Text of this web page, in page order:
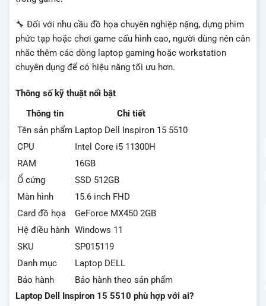
🔧 Đối với nhu cầu đồ họa chuyên nghiệp nặng, dựng phim
phức tạp hoặc chơi game cấu hình cao, người dùng nên cân
nhắc thêm các dòng laptop gaming hoặc workstation
chuyên dụng để có hiệu năng tối ưu hơn.
Thông số kỹ thuật nổi bật
Thông tin
Chi tiết
Tên sản phẩm Laptop Dell Inspiron 15 5510
CPU
Intel Core i5 11300H
RAM
16GB
Ổ cứng
SSD 512GB
Màn hình
15.6 inch FHD
Card đồ họa
GeForce MX450 2GB
Hệ điều hành Windows 11
SKU
SP015119
Danh mục
Laptop DELL
Bảo hành
Bảo hành theo sản phẩm
Laptop Dell Inspiron 15 5510 phù hợp với ai?